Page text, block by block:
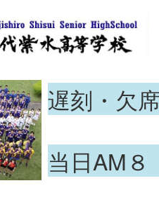
遅刻・欠
当日AM